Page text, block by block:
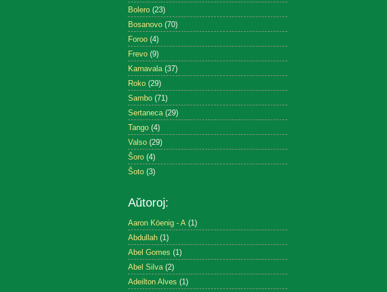
Bolero (23)
Bosanovo (70)
Foroo (4)
Frevo (9)
Karnavala (37)
Roko (29)
Sambo (71)
Sertaneca (29)
Tango (4)
Valso (29)
Ŝoro (4)
Ŝoto (3)
Aŭtoroj:
Aaron Köenig - A (1)
Abdullah (1)
Abel Gomes (1)
Abel Silva (2)
Adeilton Alves (1)